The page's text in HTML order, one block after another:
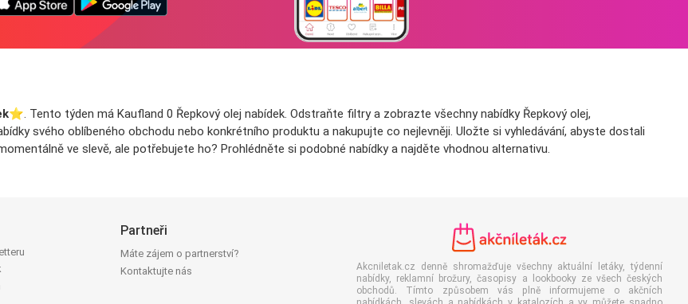
⭐️. Tento týden má Kaufland 0 Řepkový olej nabídek. Odstraňte filtry a zobrazte všechny nabídky Řepkový olej,
svého oblíbeného obchodu nebo konkrétního produktu a nakupujte co nejlevněji. Uložte si vyhledávání, abyste dostali
ve slevě, ale potřebujete ho? Prohlédněte si podobné nabídky a najděte vhodnou alternativu.
Partneři
Máte zájem o partnerství?
Kontaktujte nás
Akcniletak.cz denně shromažďuje všechny aktuální letáky, týdenní
nabídky, reklamní brožury, časopisy a lookbooky ze všech českých
obchodů. Tímto způsobem vás plně informujeme o akčních